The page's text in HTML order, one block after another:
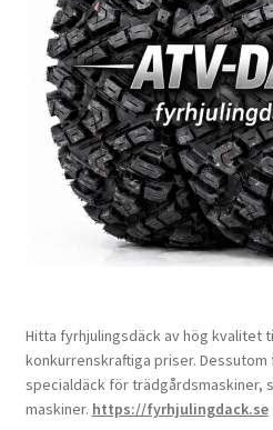
Hitta fyrhjulingsdäck av hög kvalitet
konkurrenskraftiga priser.
specialdäck för trädgårdsmaskiner,
maskiner. https://fyrhjulingdack.se